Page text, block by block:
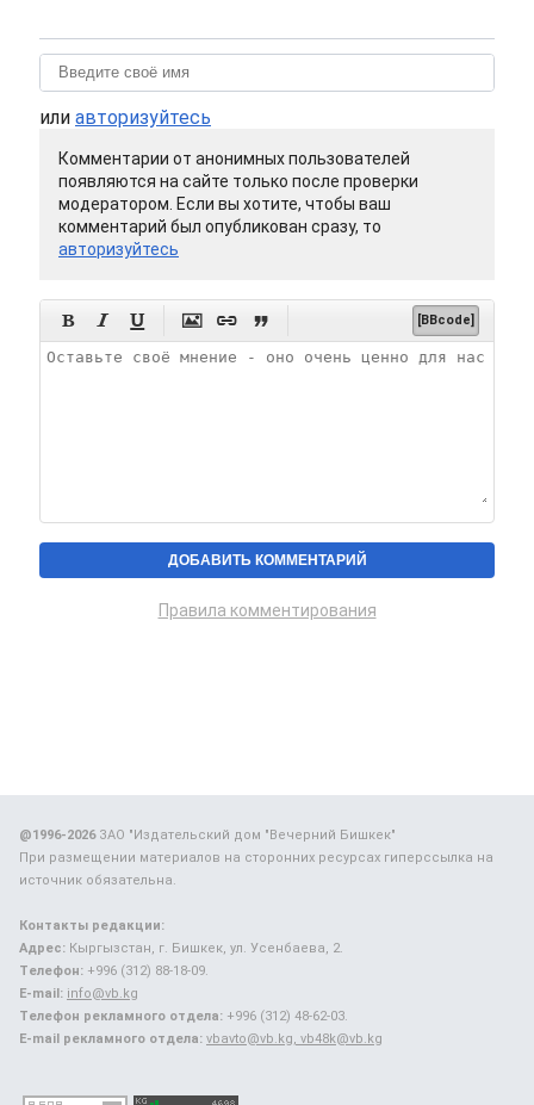
или авторизуйтесь
Комментарии от анонимных пользователей
появляются на сайте только после проверки
модератором. Если вы хотите, чтобы ваш
комментарий был опубликован сразу, то
авторизуйтесь
      [BBcode]
Правила комментирования
@1996-2026ЗАО "Издательский дом "Вечерний Бишкек"
При размещении материалов на сторонних ресурсах гиперссылка на
источник обязательна.
Контакты редакции:
Адрес: Кыргызстан, г. Бишкек, ул. Усенбаева, 2.
Телефон: +996 (312) 88-18-09.
E-mail: info@vb.kg
Телефон рекламного отдела: +996 (312) 48-62-03.
E-mail рекламного отдела: vbavto@vb.kg, vb48k@vb.kg